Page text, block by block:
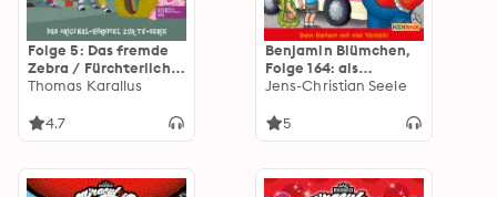
Folge 5: Das fremde
Zebra / Fürchterlich
niedliche Tierchen
zur TV-Serie)
Thomas Karallus
4.7
Benjamin Blümchen,
Folge 164: als
Eisverkäufer
Jens-Christian Seele
5